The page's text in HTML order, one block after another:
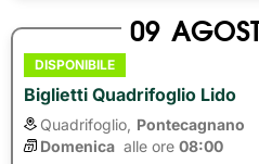
09
DISPONIBILE
Biglietti Quadrifoglio Lido
Quadrifoglio, Pontecagnano
Domenica alle ore 08:00